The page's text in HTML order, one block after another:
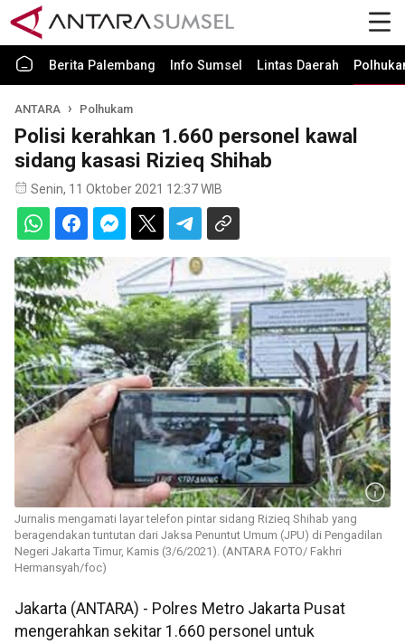
Berita Palembang Info Sumsel Lintas Daerah
ANTARA Polhukam
Polisi kerahkan 1.660 personel kawal
sidang kasasi Rizieq Shihab
Senin, 11 Oktober 2021 12:37 WIB
Jurnalis mengamati layar telefon pintar sidang Rizieq Shihab yang
beragendakan tuntutan dari Jaksa Penuntut Umum (JPU) di Pengadilan
Negeri Jakarta Timur, Kamis (3/6/2021). (ANTARA FOTO/ Fakhri
Hermansyah/foc)
Jakarta (ANTARA) - Polres Metro Jakarta Pusat
mengerahkan sekitar 1.660 personel untuk